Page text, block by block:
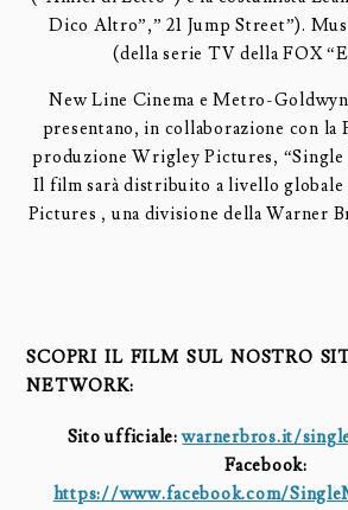
Dico Altro”,” 21 Jump Street”).
(della serie TV della FOX
New Line Cinema e Metro-
presentano, in collaborazione con la
produzione Wrigley Pictures,
Il film sarà distribuito a livello globale
Pictures , una divisione della Warner
SCOPRI IL FILM SUL NOSTRO
NETWORK:
Sito ufficiale:warnerbros.it/
Facebook:
https://www.facebook.com/